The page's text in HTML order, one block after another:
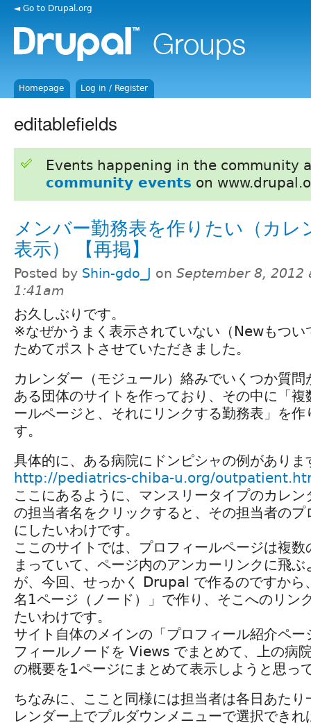
◄ Go to Drupal.org
Homepage Log in / Register
editablefields
Events happening in the community
community events on
メンバー勤務表を作りたい（カレ
表示） 【再掲】
Posted by Shin-gdo_J on September 8, 2012
1:41am
お久しぶりです。
※なぜかうまく表示されていない（Newもつい
ためてポストさせていただきました。
カレンダー（モジュール）絡みでいくつか質問
ある団体のサイトを作っており、その中に「
ールページと、それにリンクする勤務表」を
す。
具体的に、ある病院にドンピシャの例がありま
http://pediatrics-chiba-u.org/
ここにあるように、マンスリータイプのカレ
の担当者名をクリックすると、その担当者の
にしたいわけです。
ここのサイトでは、プロフィールページは複
まっていて、ページ内のアンカーリンクに飛
が、今回、せっかく Drupal で作るのですから
名1ページ（ノード）」で作り、そこへのリン
たいわけです。
サイト自体のメインの「プロフィール紹介ペ
フィールノードを Views でまとめて、上の病
の概要を1ページにまとめて表示しようと思っ
ちなみに、ここと同様には担当者は各日あた
レンダー上でプルダウンメニューで選択でき